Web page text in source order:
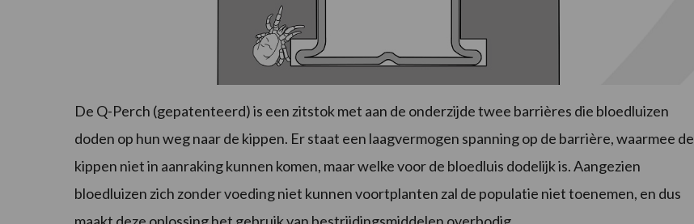
De Q-Perch (gepatenteerd) is een zitstok met aan de onderzijde twee barrières die bloedluizen
doden op hun weg naar de kippen. Er staat een laagvermogen spanning op de barrière, waarmee de
kippen niet in aanraking kunnen komen, maar welke voor de bloedluis dodelijk is. Aangezien
bloedluizen zich zonder voeding niet kunnen voortplanten zal de populatie niet toenemen, en dus